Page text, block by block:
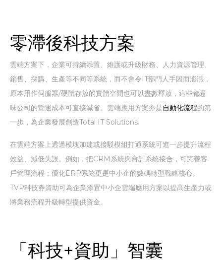
零滯後科技方案
雲端方案下，企業可持續添置、維護或升級財務、人力資源管理、
銷售、採購、生產等不同等系統，而不會令IT部門人手因而澎漲，
原本用作伺服器/硬體存放的實體空間也可以盡數釋放，這些都意
味公司的營運成本可直接減省。雲端應用方案亦是自動化流程的第
一步，為企業發展創造Total IT Solutions.
在雲端方案上透過模塊加建或接駁模組打通系統可進一步提升流程
效益、減低失誤。例如，把CRM系統與會計系統接合，可完善客
戶管理流程；優化ERP系統更是中小企的數碼轉型戰略核心。
TVP科技券資助可為企業添置中小企雲端應用方案以提高生產力或
將業務流程升級轉型提供資金。
「科技+資助」智囊